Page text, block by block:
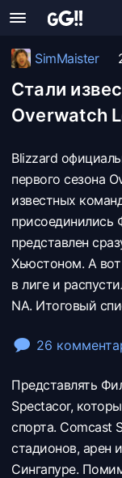
SimMaister
Стали
Overwatch
Blizzard
первого сезона
известных
присоединились
представлен
Хьюстоном. А вот
в лиге и
NA. Итоговый
26
Представлять
Spectacor,
спорта. Comcast
стадионов, арен
Сингапуре.